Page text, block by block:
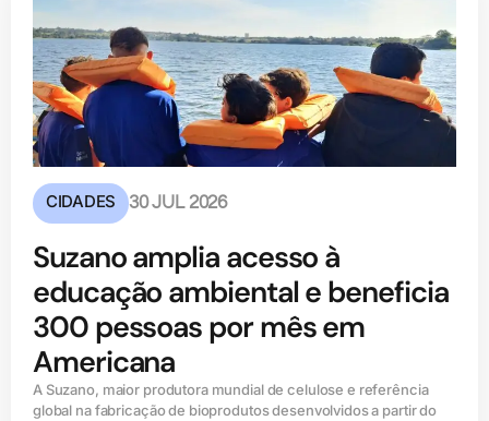
CIDADES 30 JUL 2026
Suzano amplia acesso à
educação ambiental e beneficia
300 pessoas por mês em
Americana
A Suzano, maior produtora mundial de celulose e referência
global na fabricação de bioprodutos desenvolvidos a partir do